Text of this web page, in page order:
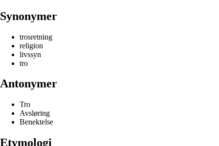
Synonymer
trosretning
religion
livssyn
tro
Antonymer
Tro
Avsløring
Benektelse
Etymologi